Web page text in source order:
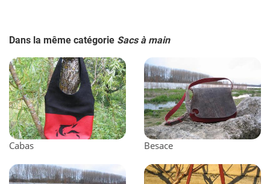
Dans la même catégorie Sacs à main
Cabas Besace